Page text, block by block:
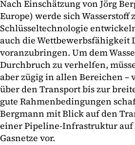
Nach Einschätzung von Jörg
Europe) werde sich Wasserstoff
Schlüsseltechnologie
auch die Wettbewerbsfähigkeit
voranzubringen. Um dem
Durchbruch zu verhelfen,
aber zügig in allen Bereichen –
über den Transport bis zur
gute Rahmenbedingungen
Bergmann mit Blick auf den
einer Pipeline-Infrastruktur auf
Gasnetze vor.